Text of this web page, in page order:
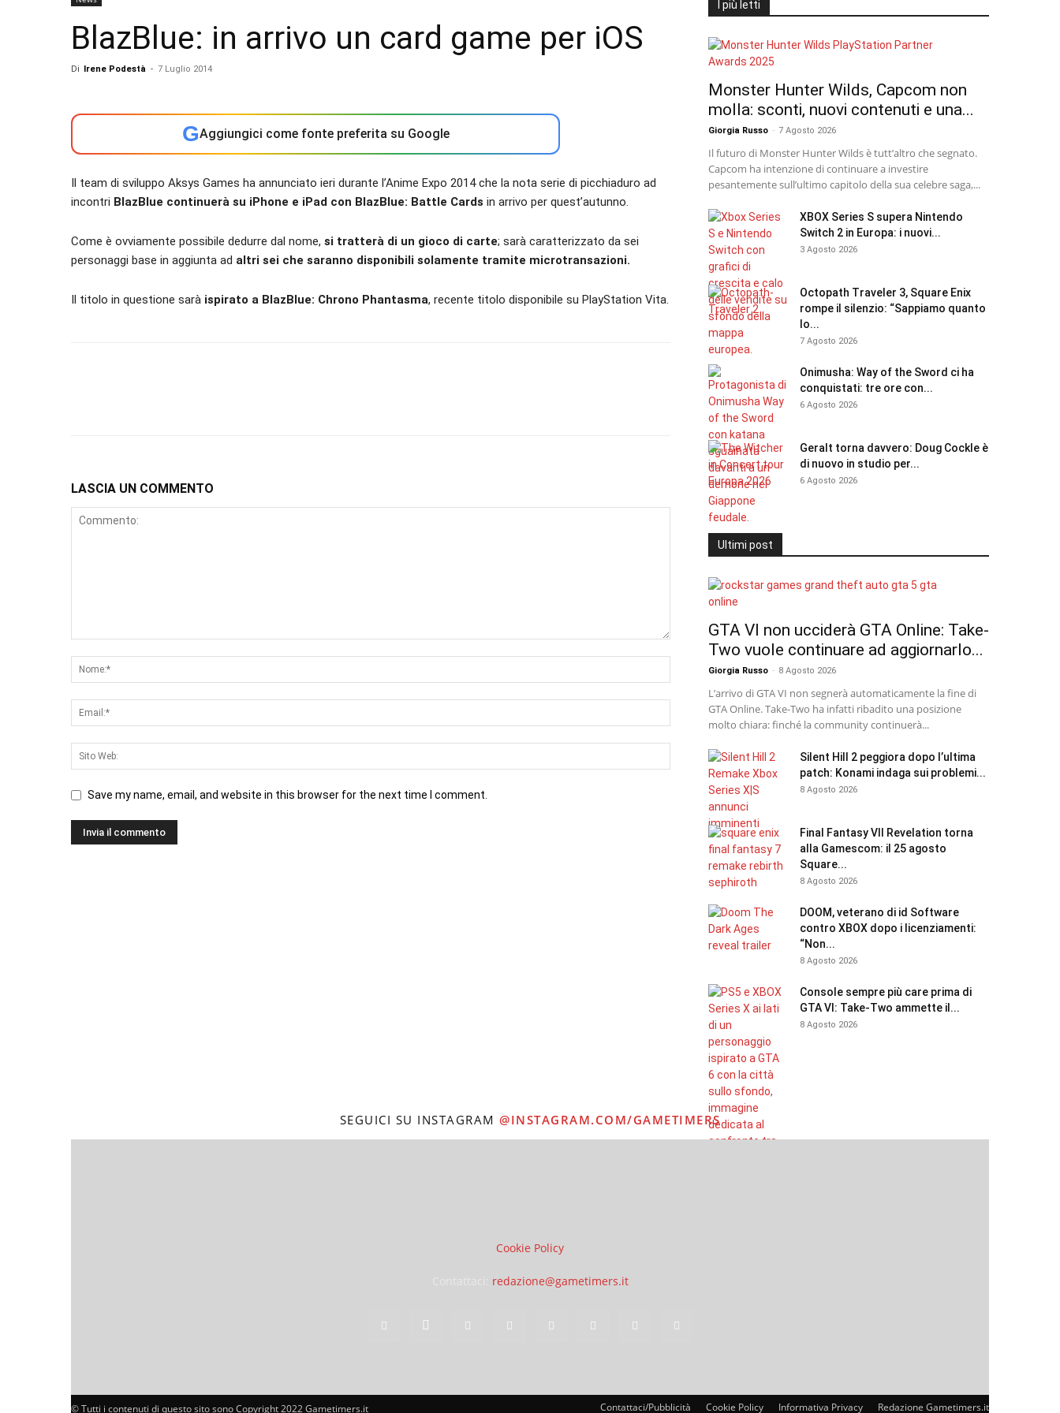
BlazBlue: in arrivo un card game per iOS
Di Irene Podestà - 7 Luglio 2014
GAggiungici come fonte preferita su Google
Il team di sviluppo Aksys Games ha annunciato ieri durante l’Anime Expo 2014 che la nota serie di picchiaduro ad
incontri BlazBlue continuerà su iPhone e iPad con BlazBlue: Battle Cards in arrivo per quest’autunno.
Come è ovviamente possibile dedurre dal nome, si tratterà di un gioco di carte; sarà caratterizzato da sei
personaggi base in aggiunta ad altri sei che saranno disponibili solamente tramite microtransazioni.
Il titolo in questione sarà ispirato a BlazBlue: Chrono Phantasma, recente titolo disponibile su PlayStation Vita.
LASCIA UN COMMENTO
Save my name, email, and website in this browser for the next time I comment.
I più letti
Monster Hunter Wilds, Capcom non
molla: sconti, nuovi contenuti e una...
Giorgia Russo - 7 Agosto 2026
Il futuro di Monster Hunter Wilds è tutt’altro che segnato.
Capcom ha intenzione di continuare a investire
pesantemente sull’ultimo capitolo della sua celebre saga,...
XBOX Series S supera Nintendo
Switch 2 in Europa: i nuovi...
3 Agosto 2026
Octopath Traveler 3, Square Enix
rompe il silenzio: “Sappiamo quanto
lo...
7 Agosto 2026
Onimusha: Way of the Sword ci ha
conquistati: tre ore con...
6 Agosto 2026
Geralt torna davvero: Doug Cockle è
di nuovo in studio per...
6 Agosto 2026
Ultimi post
GTA VI non ucciderà GTA Online: Take-
Two vuole continuare ad aggiornarlo...
Giorgia Russo - 8 Agosto 2026
L’arrivo di GTA VI non segnerà automaticamente la fine di
GTA Online. Take-Two ha infatti ribadito una posizione
molto chiara: finché la community continuerà...
Silent Hill 2 peggiora dopo l’ultima
patch: Konami indaga sui problemi...
8 Agosto 2026
Final Fantasy VII Revelation torna
alla Gamescom: il 25 agosto
Square...
8 Agosto 2026
DOOM, veterano di id Software
contro XBOX dopo i licenziamenti:
“Non...
8 Agosto 2026
Console sempre più care prima di
GTA VI: Take-Two ammette il...
8 Agosto 2026
SEGUICI SU INSTAGRAM @INSTAGRAM.COM/GAMETIMERS
Cookie Policy
redazione@gametimers.it
Contattaci/Pubblicità Cookie Policy Informativa Privacy Redazione Gametimers.it
© Tutti i contenuti di questo sito sono Copyright 2022 Gametimers.it